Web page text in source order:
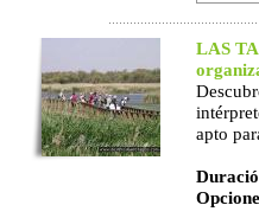
LAS
apto